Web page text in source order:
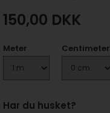
150,00 DKK
Meter Centimeter
Har du husket?